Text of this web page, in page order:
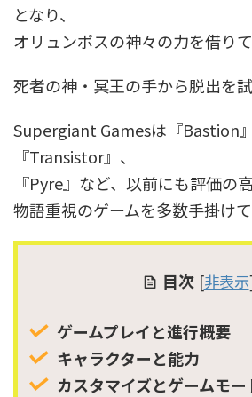
となり、
オリュンポスの神々の力を借りて
死者の神・冥王の手から脱出を試
Supergiant Gamesは『Bastion』
『Transistor』、
『Pyre』など、以前にも評価の
物語重視のゲームを多数手掛けて
目次 [非表示
ゲームプレイと進行概要
キャラクターと能力
カスタマイズとゲームモー